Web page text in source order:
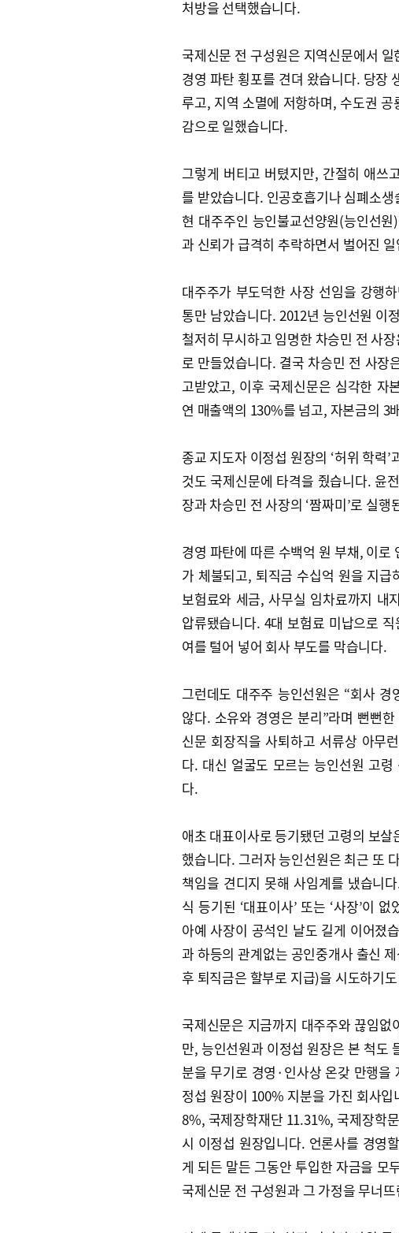
처방을 선택했습니다.
국제신문 전 구성원은 지역신문에서
경영 파탄 횡포를 견뎌 왔습니다. 당장
루고, 지역 소멸에 저항하며, 수도권
감으로 일했습니다.
그렇게 버티고 버텼지만, 간절히 애쓰
를 받았습니다. 인공호흡기나 심폐소
현 대주주인 능인불교선양원(능인선
과 신뢰가 급격히 추락하면서 벌어진
대주주가 부도덕한 사장 선임을 강행
통만 남았습니다. 2012년 능인선원 이
철저히 무시하고 임명한 차승민 전 사
로 만들었습니다. 결국 차승민 전 사장
고받았고, 이후 국제신문은 심각한 자
연 매출액의 130%를 넘고, 자본금의 3
종교 지도자 이정섭 원장의 ‘허위 학력
것도 국제신문에 타격을 줬습니다. 윤
장과 차승민 전 사장의 ‘짬짜미’로 실
경영 파탄에 따른 수백억 원 부채, 이
가 체불되고, 퇴직금 수십억 원을 지
보험료와 세금, 사무실 임차료까지 내
압류됐습니다. 4대 보험료 미납으로
여를 털어 넣어 회사 부도를 막습니다.
그런데도 대주주 능인선원은 “회사
않다. 소유와 경영은 분리”라며 뻔뻔
신문 회장직을 사퇴하고 서류상 아무
다. 대신 얼굴도 모르는 능인선원 고
다.
애초 대표이사로 등기됐던 고령의 보
했습니다. 그러자 능인선원은 최근 또
책임을 견디지 못해 사임계를 냈습니
식 등기된 ‘대표이사’ 또는 ‘사장’이
아예 사장이 공석인 날도 길게 이어졌
과 하등의 관계없는 공인중개사 출신
후 퇴직금은 할부로 지급)을 시도하기
국제신문은 지금까지 대주주와 끊임
만, 능인선원과 이정섭 원장은 본 척도
분을 무기로 경영·인사상 온갖 만행을
정섭 원장이 100% 지분을 가진 회사
8%, 국제장학재단 11.31%, 국제장학
시 이정섭 원장입니다. 언론사를 경영
게 되든 말든 그동안 투입한 자금을 모
국제신문 전 구성원과 그 가정을 무너